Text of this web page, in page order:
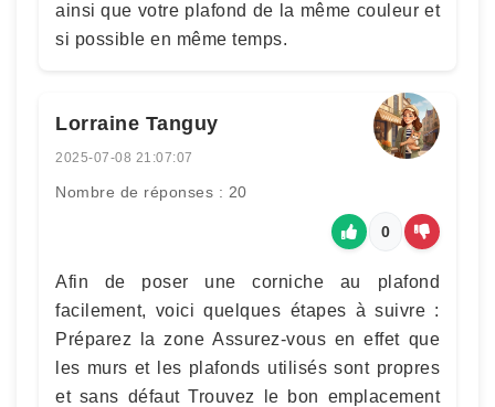
ainsi que votre plafond de la même couleur et
si possible en même temps.
Lorraine Tanguy
2025-07-08 21:07:07
Nombre de réponses : 20
0
Afin de poser une corniche au plafond
facilement, voici quelques étapes à suivre :
Préparez la zone Assurez-vous en effet que
les murs et les plafonds utilisés sont propres
et sans défaut Trouvez le bon emplacement